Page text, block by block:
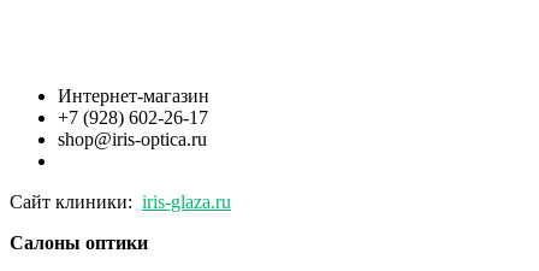
Интернет-магазин
+7 (928) 602-26-17
shop@iris-optica.ru
Сайт клиники: iris-glaza.ru
Салоны оптики